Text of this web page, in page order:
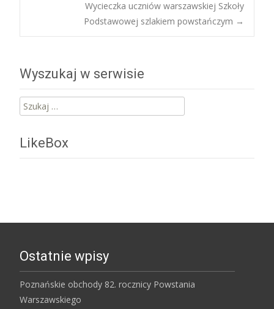
navigation
Wycieczka uczniów warszawskiej Szkoły
Podstawowej szlakiem powstańczym →
Wyszukaj w serwisie
Szukaj:
LikeBox
Ostatnie wpisy
Poznańskie obchody 82. rocznicy Powstania
Warszawskiego